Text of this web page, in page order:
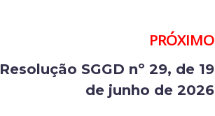
PRÓXIMO
Resolução SGGD nº 29, de 19
de junho de 2026